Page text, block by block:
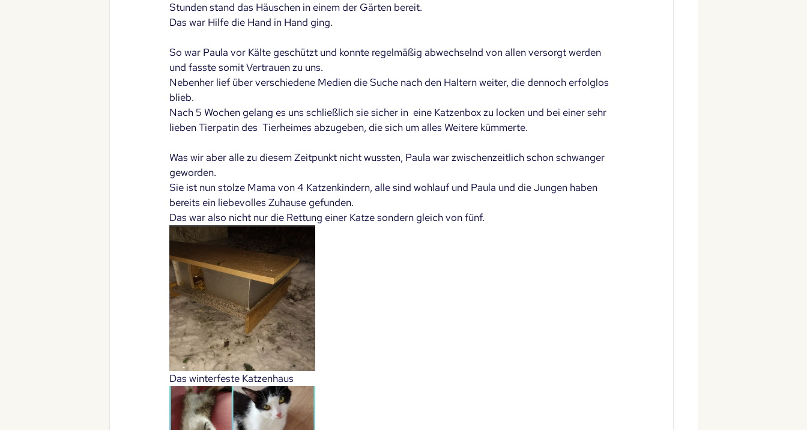
Stunden stand das Häuschen in einem der Gärten bereit.
Das war Hilfe die Hand in Hand ging.
So war Paula vor Kälte geschützt und konnte regelmäßig abwechselnd von allen versorgt werden
und fasste somit Vertrauen zu uns.
Nebenher lief über verschiedene Medien die Suche nach den Haltern weiter, die dennoch erfolglos
blieb.
Nach 5 Wochen gelang es uns schließlich sie sicher in  eine Katzenbox zu locken und bei einer sehr
lieben Tierpatin des  Tierheimes abzugeben, die sich um alles Weitere kümmerte.
Was wir aber alle zu diesem Zeitpunkt nicht wussten, Paula war zwischenzeitlich schon schwanger
geworden.
Sie ist nun stolze Mama von 4 Katzenkindern, alle sind wohlauf und Paula und die Jungen haben
bereits ein liebevolles Zuhause gefunden.
Das war also nicht nur die Rettung einer Katze sondern gleich von fünf.
Das winterfeste Katzenhaus